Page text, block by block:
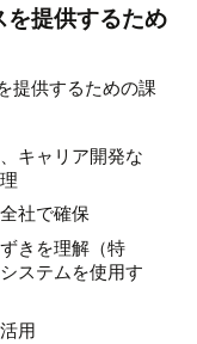
提供するため
提供するための課
キャリア開発な
社で確保
きを理解（特
ステムを使用す
用